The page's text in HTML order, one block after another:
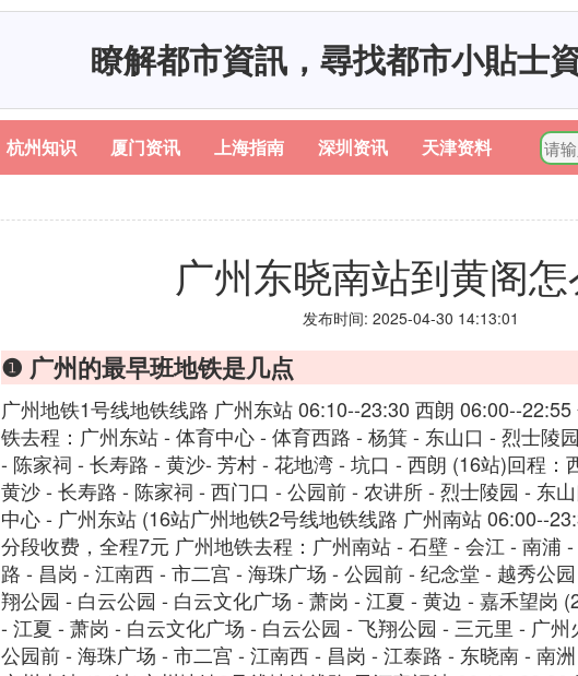
瞭解都市資訊，尋找都市小貼士
杭州知识 厦门资讯 上海指南 深圳资讯 天津资料
广州东晓南站到黄阁
发布时间: 2025-04-30 14:13:01
❶ 广州的最早班地铁是几点
广州地铁1号线地铁线路 广州东站 06:10--23:30 西朗 06:00--
铁去程：广州东站 - 体育中心 - 体育西路 - 杨箕 - 东山口 - 烈士陵
- 陈家祠 - 长寿路 - 黄沙- 芳村 - 花地湾 - 坑口 - 西朗 (16站)回程：
黄沙 - 长寿路 - 陈家祠 - 西门口 - 公园前 - 农讲所 - 烈士陵园 - 东
中心 - 广州东站 (16站广州地铁2号线地铁线路 广州南站 06:00--
分段收费，全程7元 广州地铁去程：广州南站 - 石壁 - 会江 - 南浦
路 - 昌岗 - 江南西 - 市二宫 - 海珠广场 - 公园前 - 纪念堂 - 越秀公
翔公园 - 白云公园 - 白云文化广场 - 萧岗 - 江夏 - 黄边 - 嘉禾望岗
- 江夏 - 萧岗 - 白云文化广场 - 白云公园 - 飞翔公园 - 三元里 - 广
公园前 - 海珠广场 - 市二宫 - 江南西 - 昌岗 - 江泰路 - 东晓南 - 南